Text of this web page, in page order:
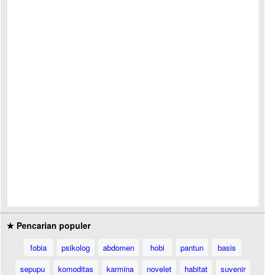
★ Pencarian populer
fobia psikolog abdomen hobi pantun
basis
sepupu
komoditas karmina novelet habitat
suvenir